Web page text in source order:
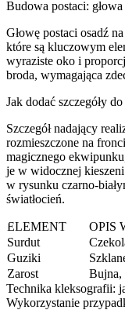
Budowa postaci:
Głowę postaci osadź
które są kluczowym
wyraziste oko i
broda, wymagająca
Jak dodać szczegóły
Szczegół nadający
rozmieszczone na
magicznego
je w widocznej
w rysunku czarno-
światłocień.
ELEMENT
OPIS
Surdut
Guziki
Zarost
Bujna,
Technika kleksografii:
Wykorzystanie